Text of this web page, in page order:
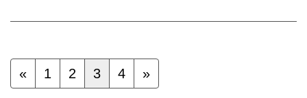
« 1 2 3 4 »